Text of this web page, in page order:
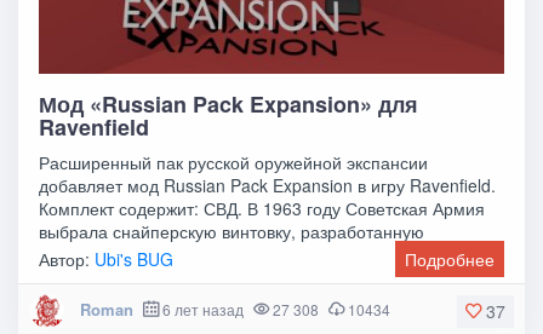
Мод «Russian Pack Expansion» для
Ravenfield
Расширенный пак русской оружейной экспансии
добавляет мод Russian Pack Expansion в игру Ravenfield.
Комплект содержит: СВД. В 1963 году Советская Армия
выбрала снайперскую винтовку, разработанную
Автор: Ubi's BUG Подробнее
37
Roman 6 лет назад 27 308 10434